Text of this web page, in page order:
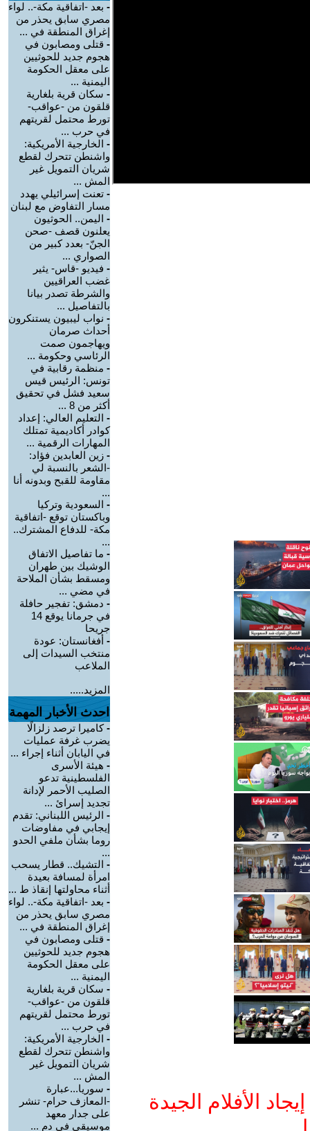
الأفلام الجيدة
- بعد -اتفاقية مكة-.. لواء
مصري سابق يحذر من
إغراق المنطقة في ...
- قتلى ومصابون في
هجوم جديد للحوثيين
على معقل الحكومة
اليمنية ...
- سكان قرية بلغارية
قلقون من -عواقب-
تورط محتمل لقريتهم
في حرب ...
- الخارجية الأمريكية:
واشنطن تتحرك لقطع
شريان التمويل غير
المش ...
- تعنت إسرائيلي يهدد
مسار التفاوض مع لبنان
- اليمن.. الحوثيون
يعلنون قصف -صحن
الجنّ- بعدد كبير من
الصواري ...
- فيديو -قاس- يثير
غضب العراقيين
والشرطة تصدر بيانا
بالتفاصيل ...
- نواب ليبيون يستنكرون
أحداث صرمان
ويهاجمون صمت
الرئاسي وحكومة ...
- منظمة رقابية في
تونس: الرئيس قيس
سعيد فشل في تحقيق
أكثر من 8 ...
- التعليم العالي: إعداد
كوادر أكاديمية تمتلك
المهارات الرقمية ...
- زين العابدين فؤاد:
-الشعر بالنسبة لي
مقاومة للقبح وبدونه أنا
...
- السعودية وتركيا
وباكستان توقع -اتفاقية
مكة- للدفاع المشترك..
...
- ما تفاصيل الاتفاق
الوشيك بين طهران
ومسقط بشأن الملاحة
في مضي ...
- دمشق: تفجير حافلة
في جرمانا يوقع 14
جريحا
- أفغانستان: عودة
منتخب السيدات إلى
الملاعب
المزيد.....
احدث الأخبار المهمة
-كاميرا ترصد زلزالًا
يضرب غرفة عمليات
في اليابان أثناء إجراء ...
- هيئة الأسرى
الفلسطينية تدعو
الصليب الأحمر لإدانة
تجديد إسرائ ...
- الرئيس اللبناني: تقدم
إيجابي في مفاوضات
روما بشأن ملفي الحدو
...
- التشيك.. قطار يسحب
امرأة لمسافة بعيدة
أثناء محاولتها إنقاذ ط ...
- بعد -اتفاقية مكة-.. لواء
مصري سابق يحذر من
إغراق المنطقة في ...
- قتلى ومصابون في
هجوم جديد للحوثيين
على معقل الحكومة
اليمنية ...
- سكان قرية بلغارية
قلقون من -عواقب-
تورط محتمل لقريتهم
في حرب ...
- الخارجية الأمريكية:
واشنطن تتحرك لقطع
شريان التمويل غير
المش ...
- سوريا...عبارة
-المعازف حرام- تنشر
على جدار معهد
موسيقي في دم ...